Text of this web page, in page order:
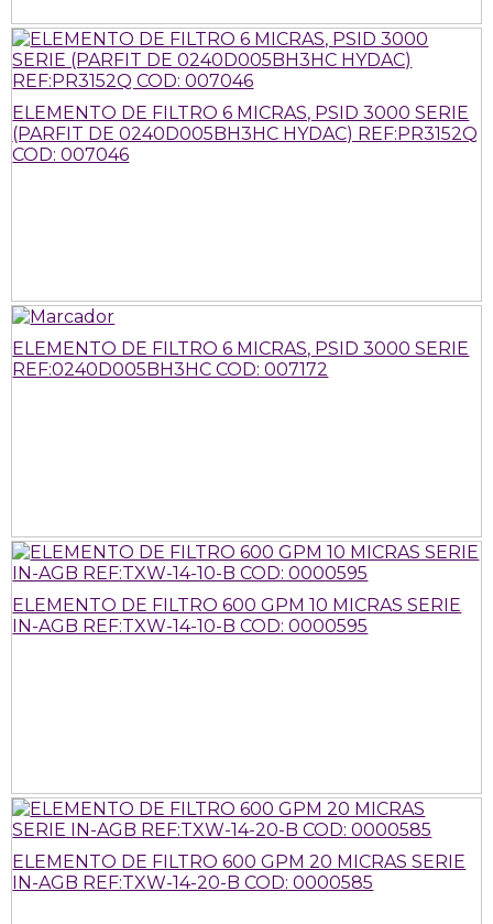
ELEMENTO DE FILTRO 6 MICRAS, PSID 3000 SERIE
(PARFIT DE 0240D005BH3HC HYDAC) REF:PR3152Q
COD: 007046
ELEMENTO DE FILTRO 6 MICRAS, PSID 3000 SERIE
REF:0240D005BH3HC COD: 007172
ELEMENTO DE FILTRO 600 GPM 10 MICRAS SERIE
IN-AGB REF:TXW-14-10-B COD: 0000595
ELEMENTO DE FILTRO 600 GPM 20 MICRAS SERIE
IN-AGB REF:TXW-14-20-B COD: 0000585